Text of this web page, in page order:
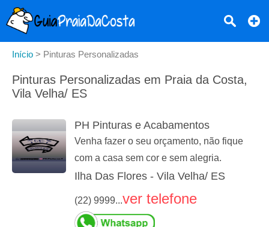
Início > Pinturas Personalizadas
Pinturas Personalizadas em Praia da Costa,
Vila Velha/ ES
PH Pinturas e Acabamentos
Venha fazer o seu orçamento, não fique
com a casa sem cor e sem alegria.
Ilha Das Flores - Vila Velha/ ES
(22) 9999...ver telefone